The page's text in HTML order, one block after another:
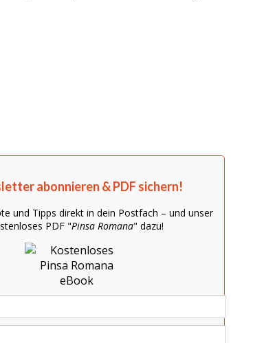
abonnieren & PDF sichern!
und Tipps direkt in dein Postfach – und unser
PDF "Pinsa Romana" dazu!